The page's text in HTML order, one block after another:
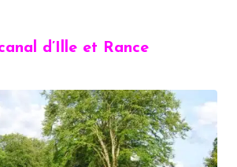
d’Ille et Rance